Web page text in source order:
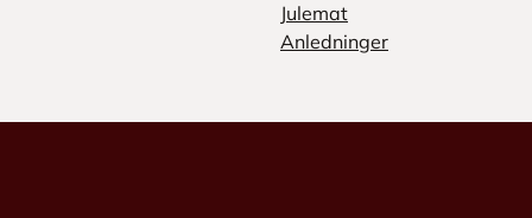
Julemat
Anledninger